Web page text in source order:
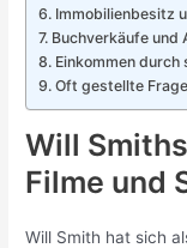
Immobilienbesitz
Buchverkäufe und
Einkommen
Oft gestellte
Will
Filme und
Will Smith hat sich